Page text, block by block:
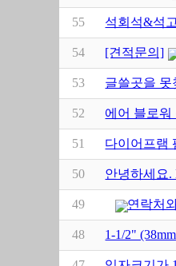
55 석회석&석
54 [견적문의]
53 글쓸곳을
52 에어 블로워
51 다이어프램
50 안녕하세요.
49 연락처
48 1-1/2"